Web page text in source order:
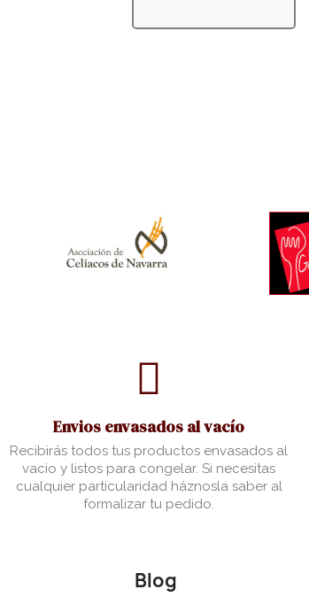
Envios envasados al vacío
Recibirás todos tus productos envasados al
vacio y listos para congelar. Si necesitas
cualquier particularidad háznosla saber al
formalizar tu pedido.
Blog